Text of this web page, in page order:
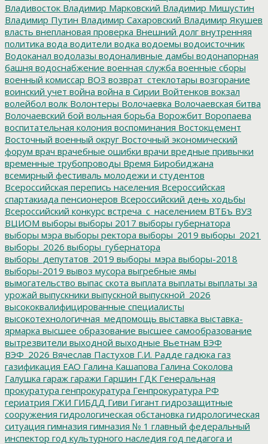
Владивосток Владимир Марковский Владимир Мишустин
Владимир Путин Владимир Сахаровский Владимир Якушев
власть внеплановая проверка Внешний долг внутренняя
политика вода водители водка водоемы водоисточник
Водоканал водолазы водоналивные дамбы водонапорная
башня водоснабжение военная служба военные сборы
военный комиссар ВОЗ возврат_стеклотары возгорание
воинский учет война война в Сирии Войтенков вокзал
волейбол волк Волонтеры Волочаевка Волочаевская битва
Волочаевский бой вольная борьба Ворожбит Воропаева
воспитательная колония воспоминания Востокцемент
Восточный военный округ Восточный экономический
форум врач врачебные ошибки врачи вредные привычки
временные трубопроводы Время Биробиджана
всемирный фестиваль молодежи и студентов
Всероссийская перепись населения Всероссийская
спартакиада пенсионеров Всероссийский день ходьбы
Всероссийский конкурс встреча_с_населением ВТБъ ВУЗ
ВЦИОМ выборы выборы 2017 выборы губернатора
выборы мэра выборы ректора выборы_2019 выборы_2021
выборы_2026 выборы_губернатора
выборы_депутатов_2019 выборы_мэра выборы-2018
выборы-2019 вывоз мусора выгребные ямы
вымогательство выпас скота выплата выплаты выплаты за
урожай выпускники выпускной выпускной_2026
высококвалифицированные специалисты
высокотехнологичная_медпомощь выставка выставка-
ярмарка высшее образование высшее самообразование
вытрезвители выходной выходные Вьетнам ВЭФ
ВЭФ_2026 Вячеслав Пастухов Г.И. Радде гадюка газ
газификация ЕАО Галина Кашапова Галина Соколова
Галушка гараж гаражи Гаршин ГДК Генеральная
прокуратура генпрокуратура Генпрокуратура РФ
гериатрия ГЖИ ГИБДД Гиви Гигант гидрозащитные
сооружения гидрологическая обстановка гидрологическая
ситуация гимназия гимназия № 1 главный федеральный
инспектор год культурного наследия год педагога и